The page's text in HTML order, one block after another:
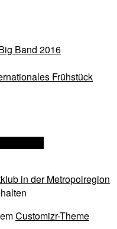
Band 2016
Frühstück
in der Metropolregion
Customizr-Theme